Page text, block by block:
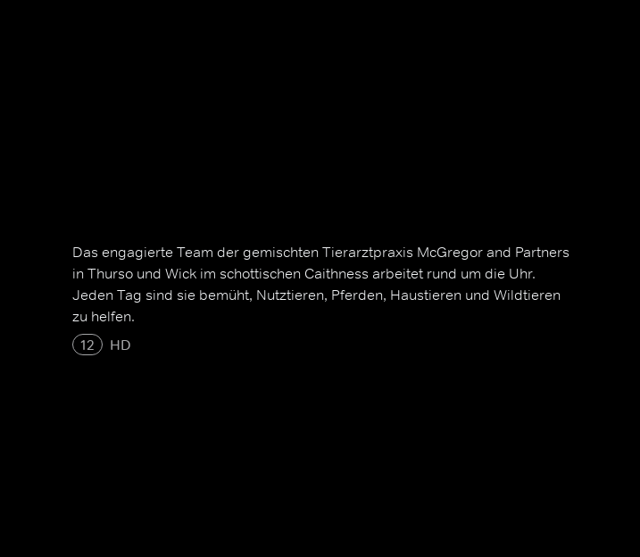
Das engagierte Team der gemischten Tierarztpraxis McGregor and Partners
in Thurso und Wick im schottischen Caithness arbeitet rund um die Uhr.
Jeden Tag sind sie bemüht, Nutztieren, Pferden, Haustieren und Wildtieren
zu helfen.
12
HD